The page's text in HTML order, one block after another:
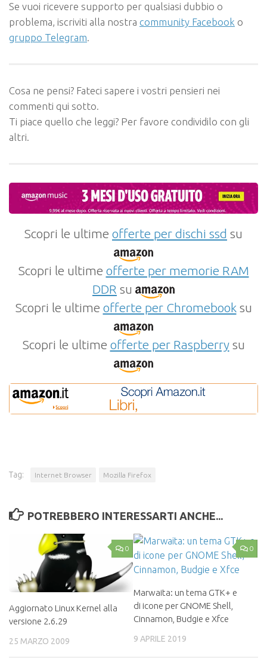
Se vuoi ricevere supporto per qualsiasi dubbio o
problema, iscriviti alla nostra community Facebook o
gruppo Telegram.
Cosa ne pensi? Fateci sapere i vostri pensieri nei
commenti qui sotto.
Ti piace quello che leggi? Per favore condividilo con gli
altri.
Scopri le ultime offerte per dischi ssd su
Scopri le ultime offerte per memorie RAM
DDR su
Scopri le ultime offerte per Chromebooksu
Scopri le ultime offerte per Raspberrysu
Tag: Internet Browser Mozilla Firefox
POTREBBERO INTERESSARTI ANCHE...
0
Aggiornato Linux Kernel alla
versione 2.6.29
25 MARZO 2009
0
Marwaita: un tema GTK+ e
di icone per GNOME Shell,
Cinnamon, Budgie e Xfce
9 APRILE 2019